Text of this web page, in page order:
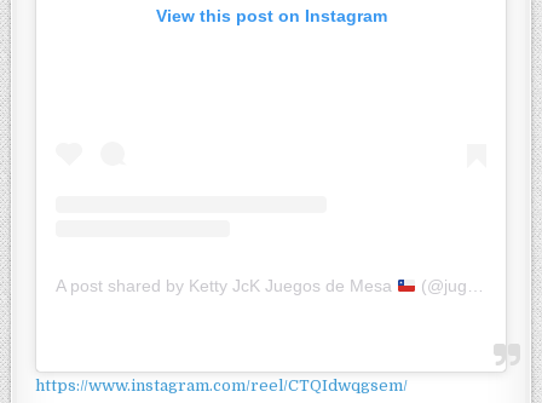
View this post on Instagram
A post shared by Ketty JcK Juegos de Mesa (@jugandoconketty)
https://www.instagram.com/reel/CTQIdwqgsem/